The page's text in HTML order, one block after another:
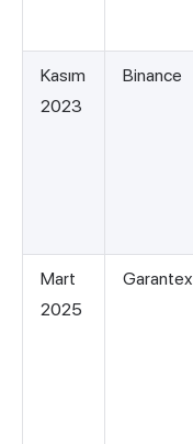
Kasım
2023
Binance
Mart
2025
Garantex